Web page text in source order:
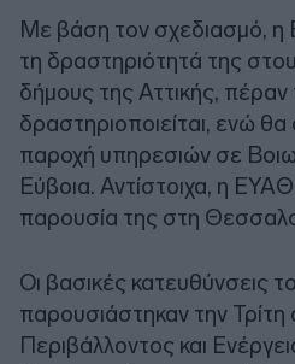
Με βάση τον σχεδιασμό, η
τη δραστηριότητά της
δήμους της Αττικής,
δραστηριοποιείται, ενώ
παροχή υπηρεσιών σε
Εύβοια. Αντίστοιχα, η
παρουσία της στη
Οι βασικές κατευθύνσεις
παρουσιάστηκαν την
Περιβάλλοντος και